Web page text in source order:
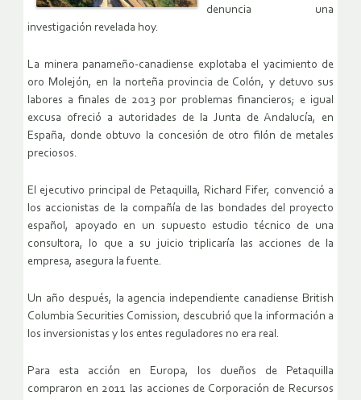
denuncia una
investigación revelada hoy.
La minera panameño-canadiense explotaba el yacimiento de
oro Molejón, en la norteña provincia de Colón, y detuvo sus
labores a finales de 2013 por problemas financieros; e igual
excusa ofreció a autoridades de la Junta de Andalucía, en
España, donde obtuvo la concesión de otro filón de metales
preciosos.
El ejecutivo principal de Petaquilla, Richard Fifer, convenció a
los accionistas de la compañía de las bondades del proyecto
español, apoyado en un supuesto estudio técnico de una
consultora, lo que a su juicio triplicaría las acciones de la
empresa, asegura la fuente.
Un año después, la agencia independiente canadiense British
Columbia Securities Comission, descubrió que la información a
los inversionistas y los entes reguladores no era real.
Para esta acción en Europa, los dueños de Petaquilla
compraron en 2011 las acciones de Corporación de Recursos